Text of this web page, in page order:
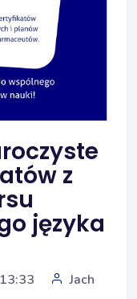
z
języka
Jach